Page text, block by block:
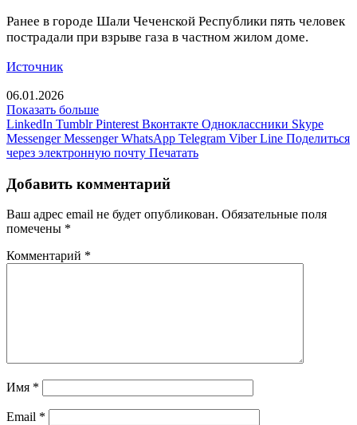
Ранее в городе Шали Чеченской Республики пять человек
пострадали при взрыве газа в частном жилом доме.
Источник
06.01.2026
Показать больше
LinkedIn Tumblr Pinterest Вконтакте Одноклассники Skype
Messenger Messenger WhatsApp Telegram Viber Line Поделиться
через электронную почту Печатать
Добавить комментарий
Ваш адрес email не будет опубликован. Обязательные поля
помечены *
Комментарий *
Имя *
Email *